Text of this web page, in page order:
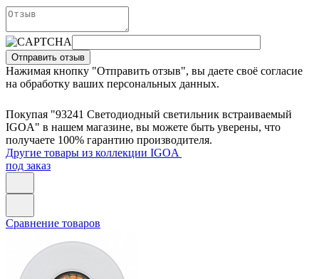
Отправить отзыв
Нажимая кнопку "Отправить отзыв", вы даете своё согласие
на обработку ваших персональных данных.
Покупая "93241 Светодиодный светильник встраиваемый
IGOA" в нашем магазине, вы можете быть уверены, что
получаете 100% гарантию производителя.
Другие товары из коллекции IGOA
под заказ
Сравнение товаров